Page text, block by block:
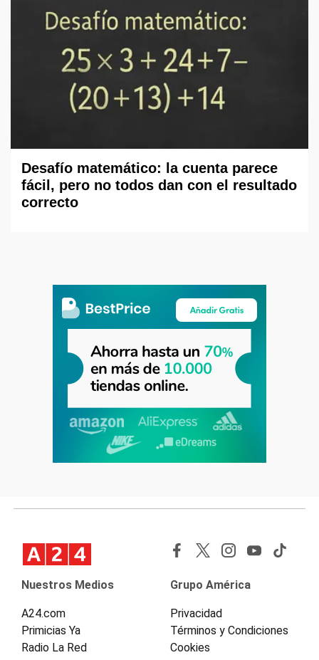
Desafío matemático: la cuenta parece
fácil, pero no todos dan con el resultado
correcto
Nuestros Medios
A24.com
Primicias Ya
Radio La Red
Grupo América
Privacidad
Términos y Condiciones
Cookies